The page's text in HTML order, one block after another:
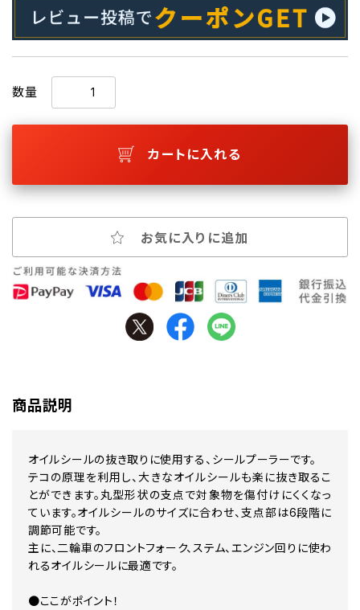
数量
カートに入れる
お気に入りに追加
商品説明
オイルシールの抜き取りに使用する、シールプーラーです。
テコの原理を利用し、大きなオイルシールも楽に抜き取るこ
とができます。丸型形状の支点で対象物を傷付けにくくなっ
ています。オイルシールのサイズに合わせ、支点部は6段階に
調節可能です。
主に、二輪車のフロントフォーク、ステム、エンジン回りに使わ
れるオイルシールに最適です。
●ここがポイント！